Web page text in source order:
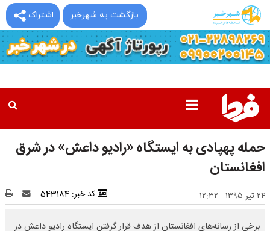
اشتراک بازگشت به شهرخبر